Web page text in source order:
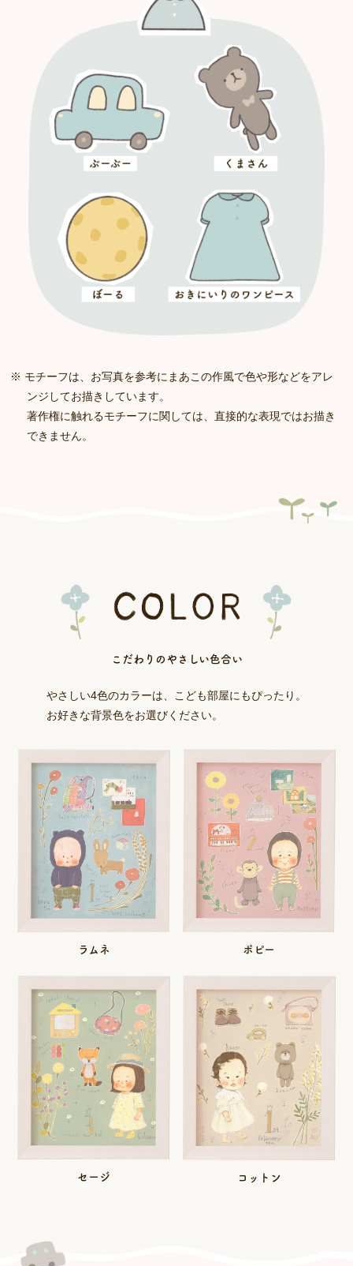
モチーフは、お写真を参考にまあこの作風で色や形などをアレ
ンジしてお描きしています。
著作権に触れるモチーフに関しては、直接的な表現ではお描き
できません。
こだわりのやさしい色合い
やさしい4色のカラーは、こども部屋にもぴったり。
お好きな背景色をお選びください。
ラムネ ポピー
セージ コットン